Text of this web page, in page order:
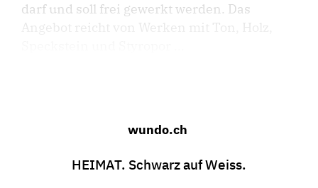
darf und soll frei gewerkt werden. Das
Angebot reicht von Werken mit Ton, Holz,
wundo.ch
HEIMAT. Schwarz auf Weiss.